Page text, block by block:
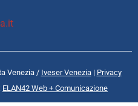
Venezia / Iveser Venezia| Privacy
ELAN42 Web + Comunicazione